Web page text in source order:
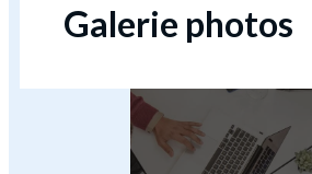
Galerie photos